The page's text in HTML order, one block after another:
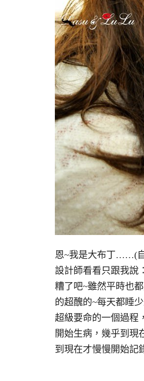
恩~我是大布丁……(自
設計師看看只跟我說
糟了吧~雖然平時也
的超醜的~每天都睡
超級要命的一個過程
開始生病，幾乎到
到現在才慢慢開始記